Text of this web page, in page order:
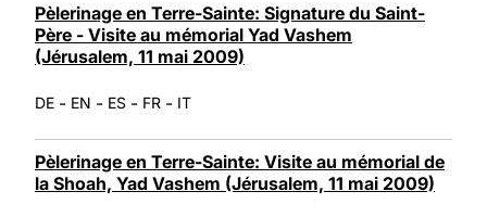
Pèlerinage en Terre-Sainte: Signature du Saint-
Père - Visite au mémorial Yad Vashem
(Jérusalem, 11 mai 2009)
DE - EN - ES - FR - IT
Pèlerinage en Terre-Sainte: Visite au mémorial de
la Shoah, Yad Vashem (Jérusalem, 11 mai 2009)